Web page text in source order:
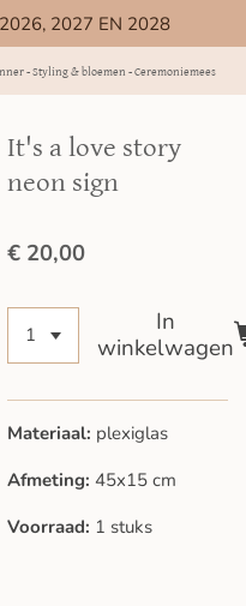
- Styling & bloemen - Ceremoniemeester
2027 EN 2028
It's a love story
neon sign
€ 20,00
In
winkelwagen
Materiaal: plexiglas
Afmeting: 45x15 cm
Voorraad: 1 stuks